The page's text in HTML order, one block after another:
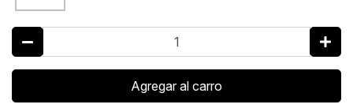
Agregar al carro